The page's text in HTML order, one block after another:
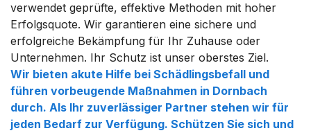
verwendet geprüfte, effektive Methoden mit hoher
Erfolgsquote. Wir garantieren eine sichere und
erfolgreiche Bekämpfung für Ihr Zuhause oder
Unternehmen. Ihr Schutz ist unser oberstes Ziel.
Wir bieten akute Hilfe bei Schädlingsbefall und
führen vorbeugende Maßnahmen in Dornbach
durch. Als Ihr zuverlässiger Partner stehen wir für
jeden Bedarf zur Verfügung. Schützen Sie sich und